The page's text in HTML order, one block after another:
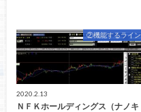
②機能するライン
2020.2.13
ＮＦＫホールディングス（ナノキ